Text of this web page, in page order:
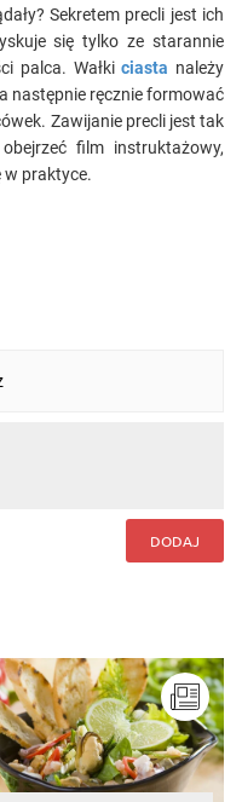
Sekretem precli jest ich
się tylko ze starannie
palca. Wałkiciasta należy
następnie ręcznie formować
Zawijanie precli jest tak
film instruktażowy,
w praktyce.
DODAJ